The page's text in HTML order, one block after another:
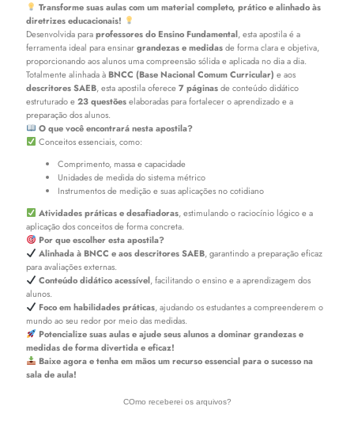
COmo receberei os arquivos?
Transforme suas aulas com um material completo, prático e alinhado às
diretrizes educacionais!
Desenvolvida paraprofessores do Ensino Fundamental, esta apostila é a
ferramenta ideal para ensinargrandezas e medidasde forma clara e objetiva,
proporcionando aos alunos uma compreensão sólida e aplicada no dia a dia.
Totalmente alinhada àBNCC (Base Nacional Comum Curricular) e aos
descritores SAEB, esta apostila oferece7 páginasde conteúdo didático
estruturado e23 questõeselaboradas para fortalecer o aprendizado e a
preparação dos alunos.
O que você encontrará nesta apostila?
Conceitos essenciais, como:
Comprimento, massa e capacidade
Unidades de medida do sistema métrico
Instrumentos de medição e suas aplicações no cotidiano
Atividades práticas e desafiadoras, estimulando o raciocínio lógico e a
aplicação dos conceitos de forma concreta.
Por que escolher esta apostila?
Alinhada à BNCC e aos descritores SAEB, garantindo a preparação eficaz
para avaliações externas.
Conteúdo didático acessível, facilitando o ensino e a aprendizagem dos
alunos.
Foco em habilidades práticas, ajudando os estudantes a compreenderem o
mundo ao seu redor por meio das medidas.
Potencialize suas aulas e ajude seus alunos a dominar grandezas e
medidas de forma divertida e eficaz!
Baixe agora e tenha em mãos um recurso essencial para o sucesso na
sala de aula!